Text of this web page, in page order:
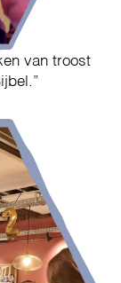
van troost